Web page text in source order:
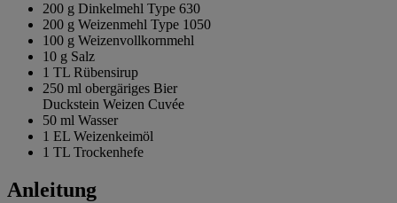
200 g Dinkelmehl Type 630
200 g Weizenmehl Type 1050
100 g Weizenvollkornmehl
10 g Salz
1 TL Rübensirup
250 ml obergäriges Bier
Duckstein Weizen Cuvée
50 ml Wasser
1 EL Weizenkeimöl
1 TL Trockenhefe
Anleitung